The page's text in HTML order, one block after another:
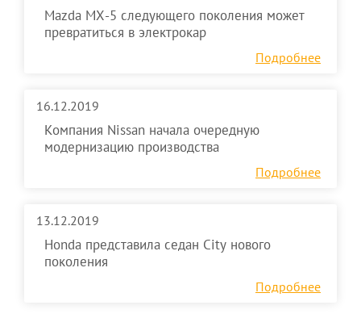
Mazda MX-5 следующего поколения может
превратиться в электрокар
Подробнее
16.12.2019
Компания Nissan начала очередную
модернизацию производства
Подробнее
13.12.2019
Honda представила седан City нового
поколения
Подробнее